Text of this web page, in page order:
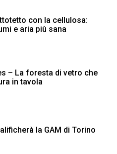
con la cellulosa:
e aria più sana
– La foresta di vetro che
in tavola
la GAM di Torino